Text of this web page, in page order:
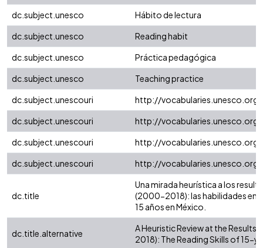
dc.subject.unesco
Hábito de lectura
dc.subject.unesco
Reading habit
dc.subject.unesco
Práctica pedagógica
dc.subject.unesco
Teaching practice
dc.subject.unescouri
http://
dc.subject.unescouri
http://
dc.subject.unescouri
http://vocabularies.unesco.org/
dc.subject.unescouri
http://
dc.title
Una mirada heurística a los
(2000-2018): las habilidades en
15 años en México.
dc.title.alternative
A Heuristic Review at the
2018): The Reading Skills of 15-